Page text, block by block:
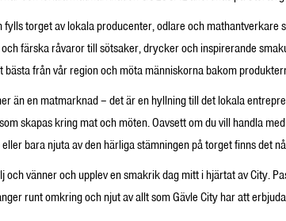
fylls torget av lokala producenter, odlare och mathantverkare
färska råvaror till sötsaker, drycker och inspirerande
bästa från vår region och möta människorna bakom
än en matmarknad – det är en hyllning till det lokala
skapas kring mat och möten. Oavsett om du vill handla
bara njuta av den härliga stämningen på torget finns det
och vänner och upplev en smakrik dag mitt i hjärtat av City.
runt omkring och njut av allt som Gävle City har att